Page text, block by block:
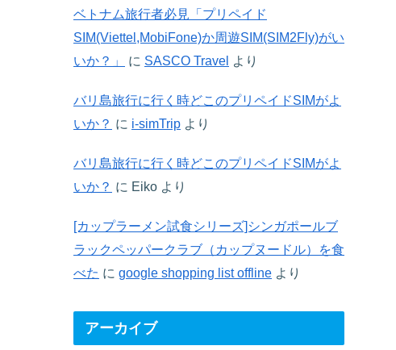
ベトナム旅行者必見「プリペイド
SIM(Viettel,MobiFone)か周遊SIM(SIM2Fly)がい
いか？」
に SASCO Travel より
バリ島旅行に行く時どこのプリペイドSIMがよ
いか？ に i-simTrip より
バリ島旅行に行く時どこのプリペイドSIMがよ
いか？ に Eiko より
[カップラーメン試食シリーズ]シンガポールブ
ラックペッパークラブ（カップヌードル）を食
べた に google shopping list offline より
アーカイブ